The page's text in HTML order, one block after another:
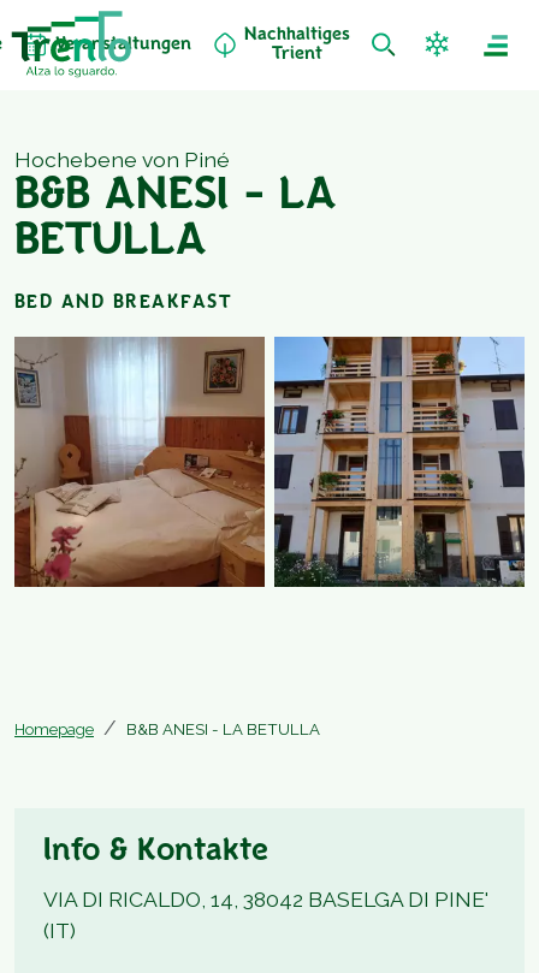
Veranstaltungen
Nachhaltiges
Trient
Hochebene von Piné
B&B ANESI - LA
BETULLA
BED AND BREAKFAST
Homepage B&B ANESI - LA BETULLA
Info & Kontakte
VIA DI RICALDO, 14, 38042 BASELGA DI PINE'
(IT)